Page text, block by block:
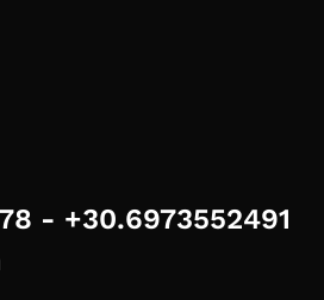
- +30.6973552491